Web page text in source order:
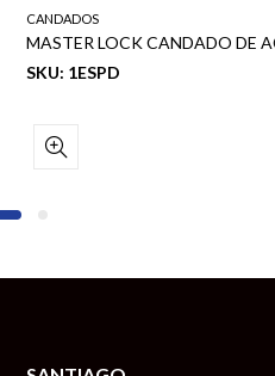
CANDADOS
SKU: 1ESPD